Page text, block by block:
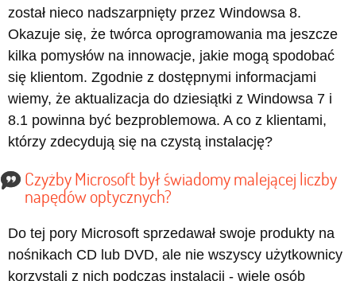
został nieco nadszarpnięty przez Windowsa 8.
Okazuje się, że twórca oprogramowania ma jeszcze
kilka pomysłów na innowacje, jakie mogą spodobać
się klientom. Zgodnie z dostępnymi informacjami
wiemy, że aktualizacja do dziesiątki z Windowsa 7 i
8.1 powinna być bezproblemowa. A co z klientami,
którzy zdecydują się na czystą instalację?
Czyżby Microsoft był świadomy malejącej liczby
napędów optycznych?
Do tej pory Microsoft sprzedawał swoje produkty na
nośnikach CD lub DVD, ale nie wszyscy użytkownicy
korzystali z nich podczas instalacji - wiele osób